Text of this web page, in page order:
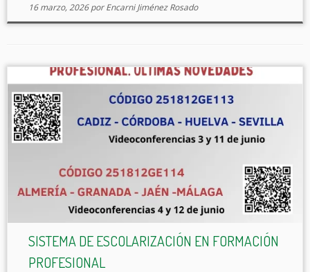
16 marzo, 2026 porEncarni Jiménez Rosado
SISTEMA DE ESCOLARIZACIÓN EN FORMACIÓN
PROFESIONAL